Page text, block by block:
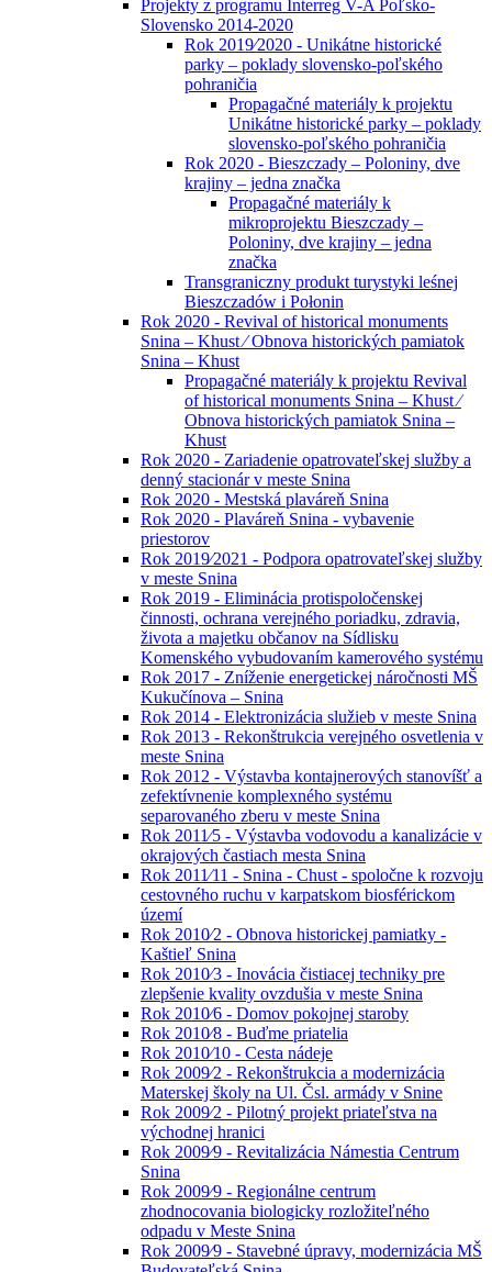
Projekty z programu Interreg V-A Poľsko-
Slovensko 2014-2020
Rok 2019⁄2020 - Unikátne historické
parky – poklady slovensko-poľského
pohraničia
Propagačné materiály k projektu
Unikátne historické parky – poklady
slovensko-poľského pohraničia
Rok 2020 - Bieszczady – Poloniny, dve
krajiny – jedna značka
Propagačné materiály k
mikroprojektu Bieszczady –
Poloniny, dve krajiny – jedna
značka
Transgraniczny produkt turystyki leśnej
Bieszczadów i Połonin
Rok 2020 - Revival of historical monuments
Snina – Khust ⁄ Obnova historických pamiatok
Snina – Khust
Propagačné materiály k projektu Revival
of historical monuments Snina – Khust ⁄
Obnova historických pamiatok Snina –
Khust
Rok 2020 - Zariadenie opatrovateľskej služby a
denný stacionár v meste Snina
Rok 2020 - Mestská plaváreň Snina
Rok 2020 - Plaváreň Snina - vybavenie
priestorov
Rok 2019⁄2021 - Podpora opatrovateľskej služby
v meste Snina
Rok 2019 - Eliminácia protispoločenskej
činnosti, ochrana verejného poriadku, zdravia,
života a majetku občanov na Sídlisku
Komenského vybudovaním kamerového systému
Rok 2017 - Zníženie energetickej náročnosti MŠ
Kukučínova – Snina
Rok 2014 - Elektronizácia služieb v meste Snina
Rok 2013 - Rekonštrukcia verejného osvetlenia v
meste Snina
Rok 2012 - Výstavba kontajnerových stanovíšť a
zefektívnenie komplexného systému
separovaného zberu v meste Snina
Rok 2011⁄5 - Výstavba vodovodu a kanalizácie v
okrajových častiach mesta Snina
Rok 2011⁄11 - Snina - Chust - spoločne k rozvoju
cestovného ruchu v karpatskom biosférickom
území
Rok 2010⁄2 - Obnova historickej pamiatky -
Kaštieľ Snina
Rok 2010⁄3 - Inovácia čistiacej techniky pre
zlepšenie kvality ovzdušia v meste Snina
Rok 2010⁄6 - Domov pokojnej staroby
Rok 2010⁄8 - Buďme priatelia
Rok 2010⁄10 - Cesta nádeje
Rok 2009⁄2 - Rekonštrukcia a modernizácia
Materskej školy na Ul. Čsl. armády v Snine
Rok 2009⁄2 - Pilotný projekt priateľstva na
východnej hranici
Rok 2009⁄9 - Revitalizácia Námestia Centrum
Snina
Rok 2009⁄9 - Regionálne centrum
zhodnocovania biologicky rozložiteľného
odpadu v Meste Snina
Rok 2009⁄9 - Stavebné úpravy, modernizácia MŠ